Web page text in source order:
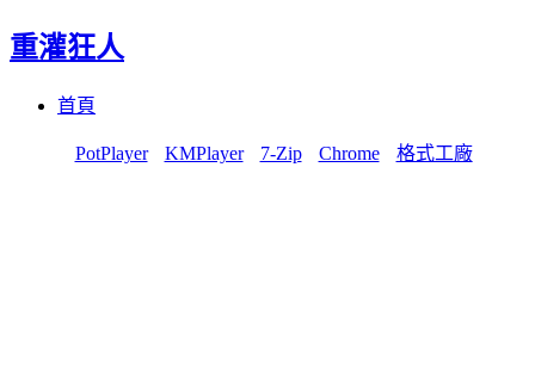
重灌狂人
首頁
PotPlayer KMPlayer 7-Zip Chrome 格式工廠